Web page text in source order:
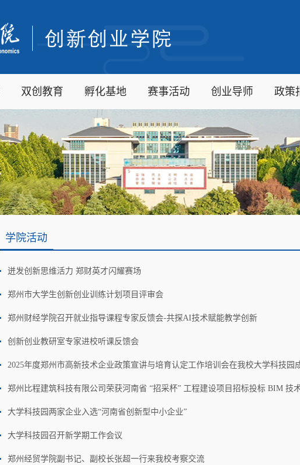
双创教育 孵化基地 赛事活动 创业导师 政策
学院活动
迸发创新思维活力 郑财英才闪耀赛场
郑州市大学生创新创业训练计划项目评审会
郑州财经学院召开就业指导课程专家反馈会-共探AI技术赋能教学创新
创新创业教研室专家进校听课反馈会
2025年度郑州市高新技术企业政策宣讲与培育认定工作培训会在我校大学科技园
郑州比程建筑科技有限公司荣获河南省 “招采杯” 工程建设项目招标投标 BIM 技
大学科技园两家企业入选“河南省创新型中小企业”
大学科技园召开新学期工作会议
郑州经贸学院副书记、副校长张超一行来我校考察交流